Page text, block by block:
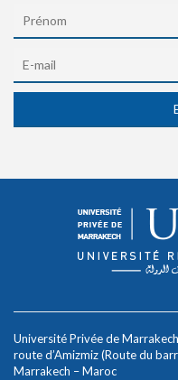
Université Privée de
route d’Amizmiz (Route du
Marrakech – Maroc